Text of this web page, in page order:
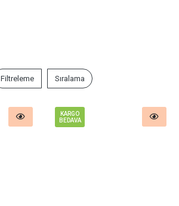
Filtreleme Sıralama
KARGO
BEDAVA